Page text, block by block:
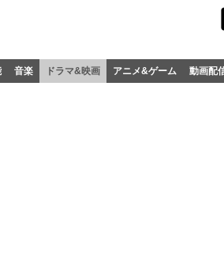
音楽 ドラマ&映画 アニメ&ゲーム 動画配